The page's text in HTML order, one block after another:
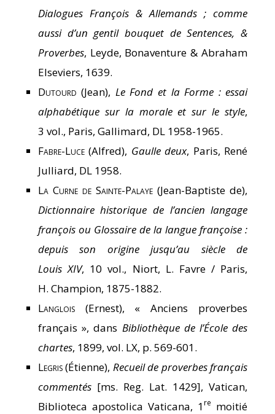
Dialogues François & Allemands ; comme
aussi d’un gentil bouquet de Sentences, &
Proverbes, Leyde, Bonaventure & Abraham
Elseviers, 1639.
Dutourd (Jean), Le Fond et la Forme : essai
alphabétique sur la morale et sur le style,
3 vol., Paris, Gallimard, DL 1958-1965.
Fabre-Luce(Alfred), Gaulle deux, Paris, René
Julliard, DL 1958.
La Curne de Sainte-Palaye (Jean-Baptiste de),
Dictionnaire historique de l’ancien langage
françois ou Glossaire de la langue françoise :
depuis son origine jusqu’au siècle de
Louis XIV, 10 vol., Niort, L. Favre / Paris,
H. Champion, 1875-1882.
Langlois(Ernest), « Anciens proverbes
français », dans Bibliothèque de l’École des
chartes, 1899, vol. LX, p. 569-601.
Legris(Étienne), Recueil de proverbes français
commentés[ms. Reg. Lat. 1429], Vatican,
Biblioteca apostolica Vaticana, 1 re
moitié